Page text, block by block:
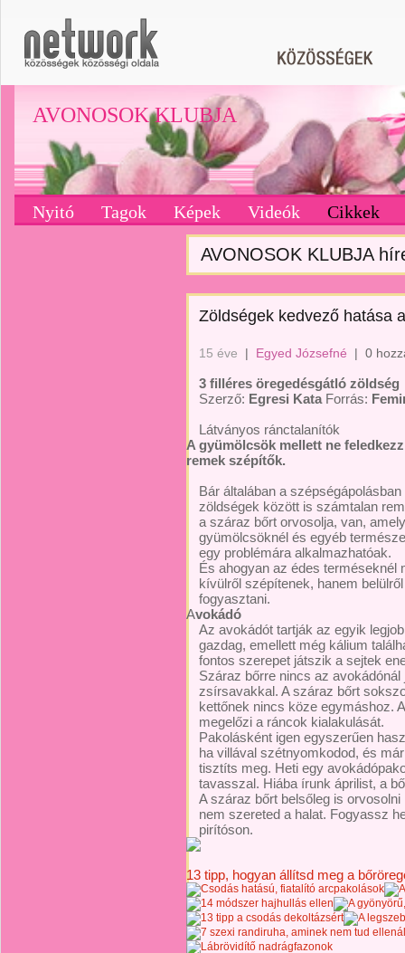
AVONOSOK KLUBJA
Nyitó Tagok Képek Videók Cikkek
AVONOSOK KLUBJA
Zöldségek kedvező hatása
15 éve | Egyed Józsefné | 0
3 filléres öregedésgátló zöldség
Szerző: Egresi Kata Forrás:
Látványos ránctalanítók
A gyümölcsök mellett ne
remek szépítők.
Bár általában a
zöldségek között is számtalan
a száraz bőrt orvosolja, van,
gyümölcsöknél és egyéb
egy problémára alkalmazhatóak.
És ahogyan az édes
kívülről szépítenek, hanem
fogyasztani.
Avokádó
Az avokádót tartják az egyik
gazdag, emellett még kálium
fontos szerepet játszik a sejtek
Száraz bőrre nincs az
zsírsavakkal. A száraz bőrt
kettőnek nincs köze egymáshoz.
megelőzi a ráncok kialakulását.
Pakolásként igen egyszerűen
ha villával szétnyomkodod, és
tisztíts meg. Heti egy
tavasszal. Hiába írunk áprilist, a
A száraz bőrt belsőleg is
nem szereted a halat. Fogyassz
pirítóson.
13 tipp, hogyan állítsd meg a